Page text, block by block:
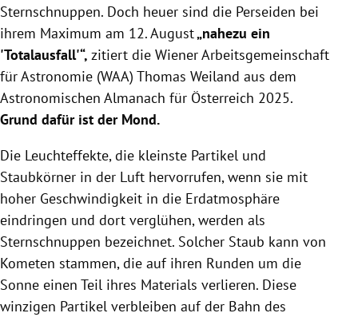
Sternschnuppen. Doch heuer sind die Perseiden bei
ihrem Maximum am 12. August„nahezu ein
'Totalausfall'“, zitiert die Wiener Arbeitsgemeinschaft
für Astronomie (WAA) Thomas Weiland aus dem
Astronomischen Almanach für Österreich 2025.
Grund dafür ist der Mond.
Die Leuchteffekte, die kleinste Partikel und
Staubkörner in der Luft hervorrufen, wenn sie mit
hoher Geschwindigkeit in die Erdatmosphäre
eindringen und dort verglühen, werden als
Sternschnuppen bezeichnet. Solcher Staub kann von
Kometen stammen, die auf ihren Runden um die
Sonne einen Teil ihres Materials verlieren. Diese
winzigen Partikel verbleiben auf der Bahn des